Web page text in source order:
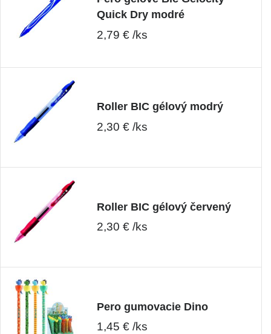
Quick Dry modré
2,79 € /ks
Roller BIC gélový modrý
2,30 € /ks
Roller BIC gélový červený
2,30 € /ks
Pero gumovacie Dino
1,45 € /ks